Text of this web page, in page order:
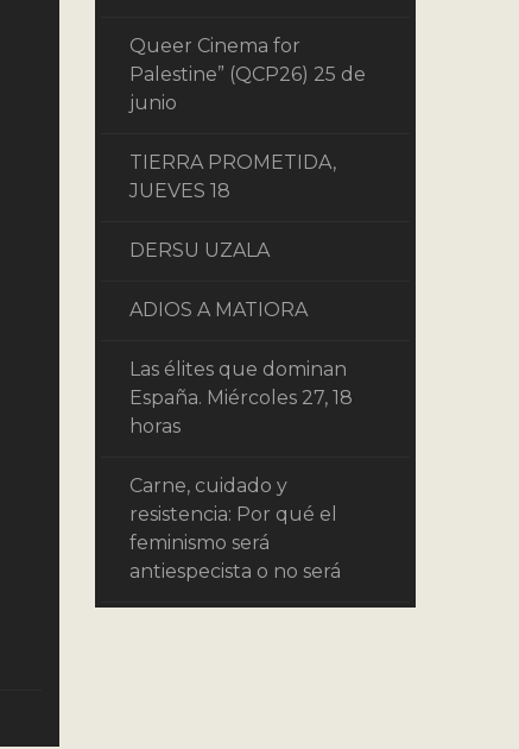
Queer Cinema for
Palestine” (QCP26) 25 de
junio
TIERRA PROMETIDA,
JUEVES 18
DERSU UZALA
ADIOS A MATIORA
Las élites que dominan
España. Miércoles 27, 18
horas
Carne, cuidado y
resistencia: Por qué el
feminismo será
antiespecista o no será